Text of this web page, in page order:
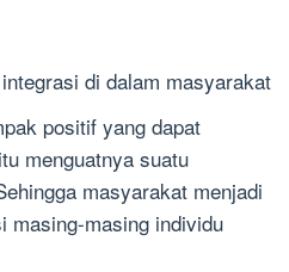
di dalam masyarakat
positif yang dapat
menguatnya suatu
masyarakat menjadi
masing-masing individu